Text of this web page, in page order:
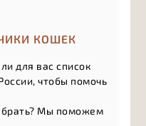
КОШЕК
для вас список
чтобы помочь
Мы поможем